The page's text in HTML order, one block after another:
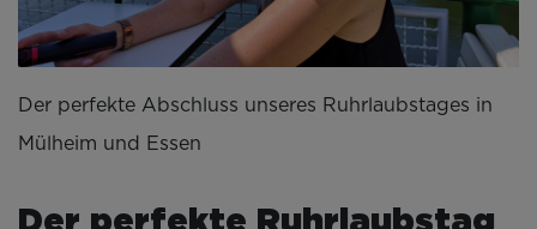
Der perfekte Abschluss unseres Ruhrlaubstages in
Mülheim und Essen
Der perfekte Ruhrlaubstag